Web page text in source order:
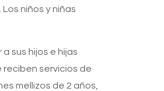
niños y niñas
sus hijos e hijas
servicios de
mellizos de 2 años,